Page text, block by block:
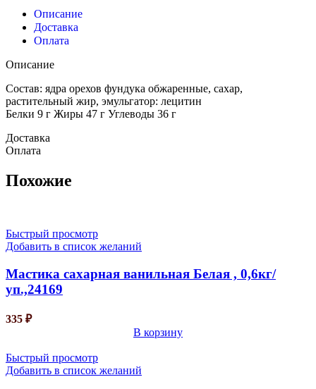
Описание
Доставка
Оплата
Описание
Состав: ядра орехов фундука обжаренные, сахар,
растительный жир, эмульгатор: лецитин
Белки 9 г Жиры 47 г Углеводы 36 г
Доставка
Оплата
Похожие
Быстрый просмотр
Добавить в список желаний
Мастика сахарная ванильная Белая , 0,6кг/
уп.,24169
335 ₽
В корзину
Быстрый просмотр
Добавить в список желаний